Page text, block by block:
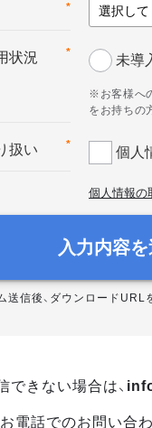
*
*
状況 未導
※お客様へ
をお持ちの
*
扱い 個人
個人情報の
入力内容
送信後、ダウンロードURL
きない場合は、
お電話でのお問い合